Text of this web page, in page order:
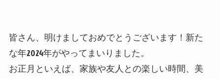
皆さん、明けましておめでとうございます！新た
な年2024年がやってまいりました。
お正月といえば、家族や友人との楽しい時間、美